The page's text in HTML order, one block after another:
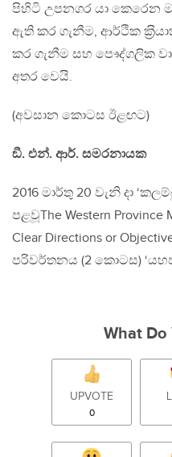
පිහිටි උපනගර යා කෙරෙන
ඇති කර ගැනීම, ආර්ථික
කර ගැනීම සහ පෞද්ගලික
අතර වෙයි.
(අවසාන කොටස ඊළඟට)
ඞී. එන්. ආර්. සමරනායක
2016 මාර්තු 20 වැනි දා
පළවූThe Western Province
Clear Directions or
පරිවර්තනය (2 කොටස)
What Do
UPVOTE
0